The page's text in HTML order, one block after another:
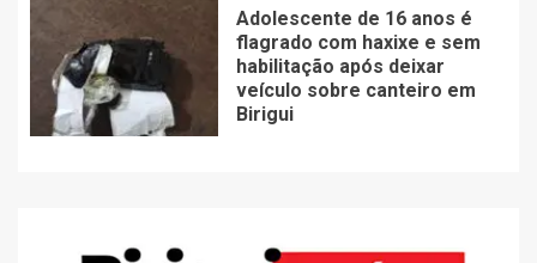
Adolescente de 16 anos é
flagrado com haxixe e sem
habilitação após deixar
veículo sobre canteiro em
Birigui